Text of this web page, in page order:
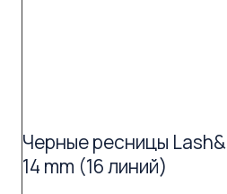
Черные ресницы
14 mm (16 линий)